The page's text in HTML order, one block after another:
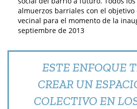
almuerzos barriales con el
vecinal para el momento de la
septiembre de 2013
ESTE ENFOQUE
CREAR UN
COLECTIVO EN